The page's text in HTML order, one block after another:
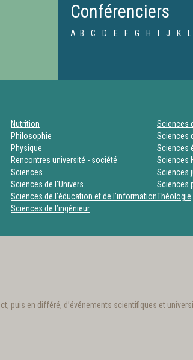
Conférenciers
A B C D E F G H J K
Nutrition
Philosophie
Physique
Rencontres université - société
Sciences
Sciences de l'Univers
Sciences de l’éducation et de l’information
Sciences de l’ingénieur
Sciences
Sciences
Sciences
Sciences
Sciences
Sciences
Théologie
puis en différé, d’événements scientifiques et